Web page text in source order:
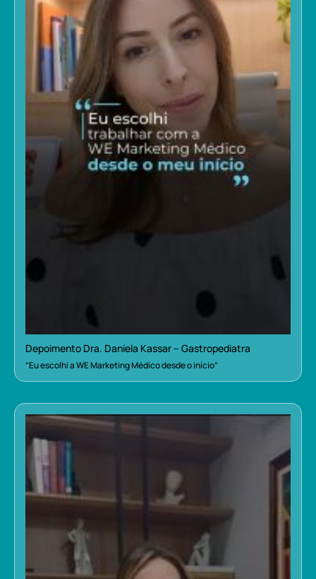
Depoimento Dra. Daniela Kassar – Gastropediatra
“Eu escolhi a WE Marketing Médico desde o início”